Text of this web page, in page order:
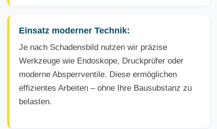
Einsatz moderner Technik:
Je nach Schadensbild nutzen wir präzise
Werkzeuge wie Endoskope, Druckprüfer oder
moderne Absperrventile. Diese ermöglichen
effizientes Arbeiten – ohne Ihre Bausubstanz zu
belasten.